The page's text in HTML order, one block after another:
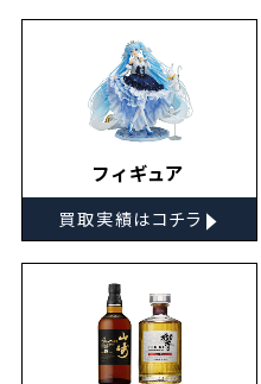
フィギュア
買取実績はコチラ ▸